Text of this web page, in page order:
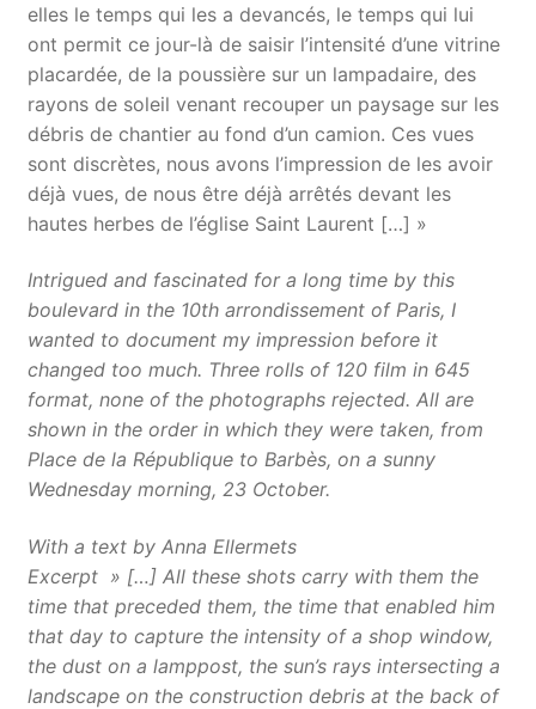
elles le temps qui les a devancés, le temps qui lui
ont permit ce jour-là de saisir l’intensité d’une vitrine
placardée, de la poussière sur un lampadaire, des
rayons de soleil venant recouper un paysage sur les
débris de chantier au fond d’un camion. Ces vues
sont discrètes, nous avons l’impression de les avoir
déjà vues, de nous être déjà arrêtés devant les
hautes herbes de l’église Saint Laurent […] »
Intrigued and fascinated for a long time by this
boulevard in the 10th arrondissement of Paris, I
wanted to document my impression before it
changed too much. Three rolls of 120 film in 645
format, none of the photographs rejected. All are
shown in the order in which they were taken, from
Place de la République to Barbès, on a sunny
Wednesday morning, 23 October.
With a text by Anna Ellermets
Excerpt » […] All these shots carry with them the
time that preceded them, the time that enabled him
that day to capture the intensity of a shop window,
the dust on a lamppost, the sun’s rays intersecting a
landscape on the construction debris at the back of